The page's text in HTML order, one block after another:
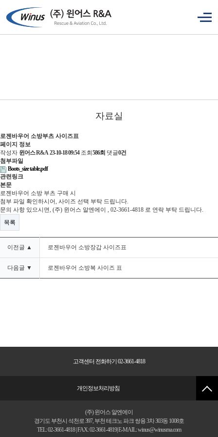
자료실
로젠바우어 소방부츠 사이즈표
페이지 정보
작성자 윈어스 R&A 23-10-18 09:54조회 586회 댓글0건
첨부파일
Boots_size table.pdf
관련링크
본문
로젠바우어 소방 부츠 구매 시
첨부 파일 확인하시어, 사이즈 선택 부탁 드립니다.
문의 사항 있으시면, (주) 윈어스 알엔에이 , 02-3661-4818 로 연락 부탁 드립니다.
목록
이전글 ▲ 로젠바우어 소방장갑 사이즈표
다음글 ▼ 로젠바우어 소방복 사이즈 표
고객센터 전화하기 02-3661-4818
개인정보처리방침
(주) 윈어스 알엔에이
경기도 부천시 석천로 397, 부천 테크노 파크 쌍용 3차 303동 1008호
TEL: 02-3661-4818 | FAX: 02-3661-4819| E-MAIL: winus@winusrna.com